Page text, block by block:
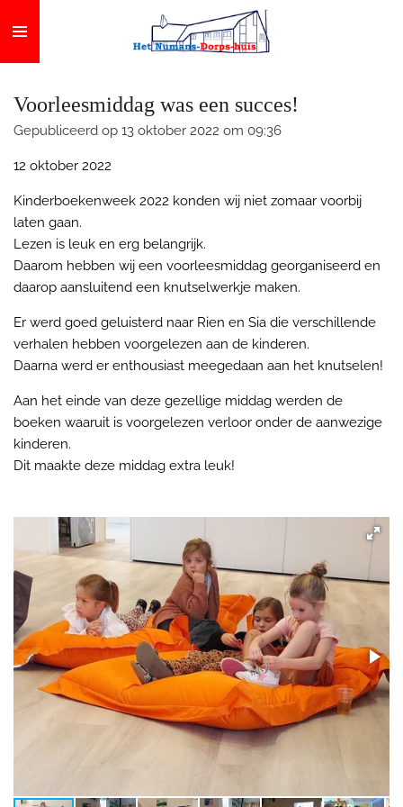
direct
naar
hoofdinhoud
Voorleesmiddag was een succes!
Gepubliceerd op 13 oktober 2022 om 09:36
12 oktober 2022
Kinderboekenweek 2022 konden wij niet zomaar voorbij
laten gaan.
Lezen is leuk en erg belangrijk.
Daarom hebben wij een voorleesmiddag georganiseerd en
daarop aansluitend een knutselwerkje maken.
Er werd goed geluisterd naar Rien en Sia die verschillende
verhalen hebben voorgelezen aan de kinderen.
Daarna werd er enthousiast meegedaan aan het knutselen!
Aan het einde van deze gezellige middag werden de
boeken waaruit is voorgelezen verloor onder de aanwezige
kinderen.
Dit maakte deze middag extra leuk!